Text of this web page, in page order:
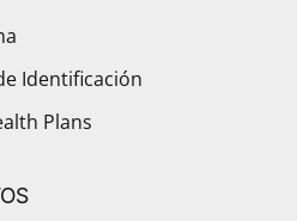
Identificación
Plans